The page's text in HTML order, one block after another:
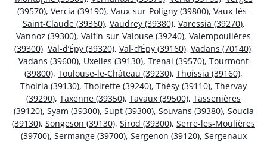
(39570), Vercia (39190), Vaux-sur-Poligny (39800), Vaux-lès-
Saint-Claude (39360), Vaudrey (39380), Varessia (39270),
Vannoz (39300), Valfin-sur-Valouse (39240), Valempoulières
(39300), Val-d’Épy (39320), Val-d’Épy (39160), Vadans (70140),
Vadans (39600), Uxelles (39130), Trenal (39570), Tourmont
(39800), Toulouse-le-Château (39230), Thoissia (39160),
Thoiria (39130), Thoirette (39240), Thésy (39110), Thervay
(39290), Taxenne (39350), Tavaux (39500), Tassenières
(39120), Syam (39300), Supt (39300), Souvans (39380), Soucia
(39130), Songeson (39130), Sirod (39300), Serre-les-Moulières
(39700), Sermange (39700), Sergenon (39120), Sergenaux